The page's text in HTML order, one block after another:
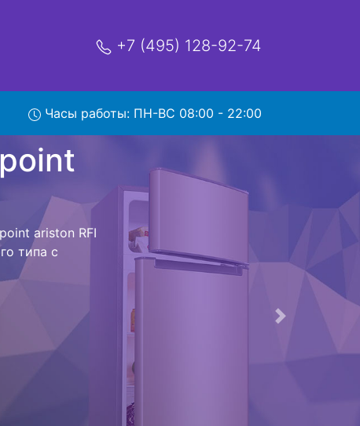
+7 (495) 128-92-74
Часы работы: ПН-ВС 08:00 - 22:00
и деньги на
ariston
ariston RFI 20
техника
фиксируется.
, выезд
Следующая